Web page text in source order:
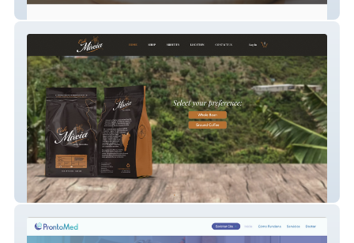
Poliniza
Café Mireia